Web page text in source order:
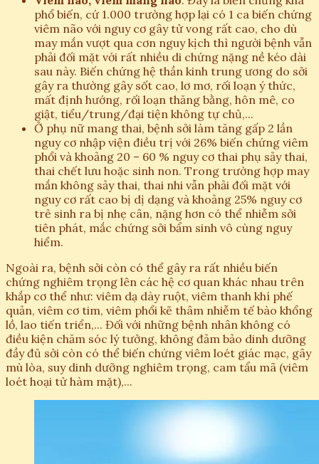
phổ biến, cứ 1.000 trường hợp lại có 1 ca biến chứng
viêm não với nguy cơ gây tử vong rất cao, cho dù
may mắn vượt qua cơn nguy kịch thì người bệnh vẫn
phải đối mặt với rất nhiều di chứng nặng nề kéo dài
sau này. Biến chứng hệ thần kinh trung ương do sởi
gây ra thường gây sốt cao, lơ mơ, rối loạn ý thức,
mất định hướng, rối loạn thăng bằng, hôn mê, co
giật, tiểu/trung/đại tiện không tự chủ,...
Ở phụ nữ mang thai, bệnh sởi làm tăng gấp 2 lần
nguy cơ nhập viện điều trị với 26% biến chứng viêm
phổi và khoảng 20 – 60 % nguy cơ thai phụ sảy thai,
thai chết lưu hoặc sinh non. Trong trường hợp may
mắn không sảy thai, thai nhi vẫn phải đối mặt với
nguy cơ rất cao bị dị dạng và khoảng 25% nguy cơ
trẻ sinh ra bị nhẹ cân, nặng hơn có thể nhiễm sởi
tiên phát, mắc chứng sởi bẩm sinh vô cùng nguy
hiểm.
Ngoài ra, bệnh sởi còn có thể gây ra rất nhiều biến
chứng nghiêm trọng lên các hệ cơ quan khác nhau trên
khắp cơ thể như: viêm dạ dày ruột, viêm thanh khí phế
quản, viêm cơ tim, viêm phổi kẽ thâm nhiễm tế bào khổng
lồ, lao tiến triển,... Đối với những bệnh nhân không có
điều kiện chăm sóc lý tưởng, không đảm bảo dinh dưỡng
đầy đủ sởi còn có thể biến chứng viêm loét giác mạc, gây
mù lòa, suy dinh dưỡng nghiêm trọng, cam tẩu mã (viêm
loét hoại tử hàm mặt),...